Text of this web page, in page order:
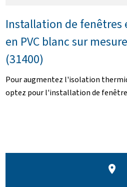
Installation de
en PVC blanc sur
(31400)
Pour augmentez l'isolation
optez pour l'installation de
place